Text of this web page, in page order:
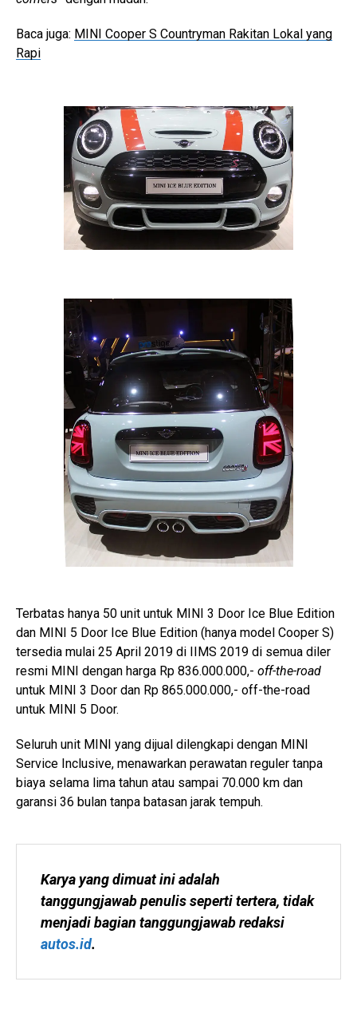
Baca juga: MINI Cooper S Countryman Rakitan Lokal yang
Rapi
Terbatas hanya 50 unit untuk MINI 3 Door Ice Blue Edition
dan MINI 5 Door Ice Blue Edition (hanya model Cooper S)
tersedia mulai 25 April 2019 di IIMS 2019 di semua diler
resmi MINI dengan harga Rp 836.000.000,- off-the-road
untuk MINI 3 Door dan Rp 865.000.000,- off-the-road
untuk MINI 5 Door.
Seluruh unit MINI yang dijual dilengkapi dengan MINI
Service Inclusive, menawarkan perawatan reguler tanpa
biaya selama lima tahun atau sampai 70.000 km dan
garansi 36 bulan tanpa batasan jarak tempuh.
Karya yang dimuat ini adalah
tanggungjawab penulis seperti tertera, tidak
autos.id.